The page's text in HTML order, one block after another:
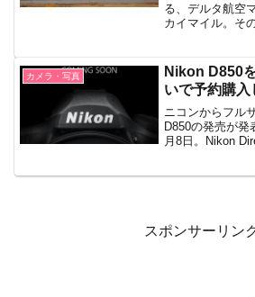
る、デルタ航空
カイマイル。そ
カメラ・写真
Nikon D850
いで予約購入
ニコンからフル
D850の発売が
月8日。Nikon
始です。(Nikon
スポンサーリン